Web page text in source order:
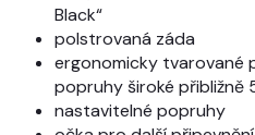
Black“
polstrovaná záda
ergonomicky tvarované
popruhy široké přibližně
nastavitelné popruhy